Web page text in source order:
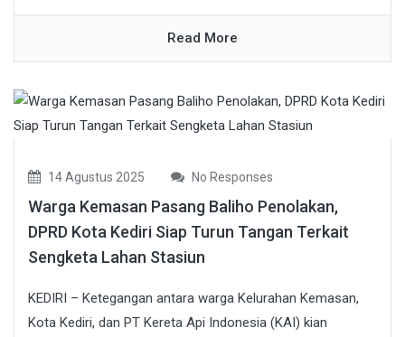
Read More
14 Agustus 2025 No Responses
Warga Kemasan Pasang Baliho Penolakan,
DPRD Kota Kediri Siap Turun Tangan Terkait
Sengketa Lahan Stasiun
KEDIRI – Ketegangan antara warga Kelurahan Kemasan,
Kota Kediri, dan PT Kereta Api Indonesia (KAI) kian